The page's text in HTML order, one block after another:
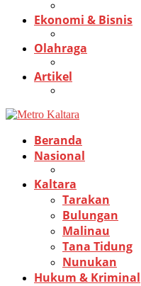
Ekonomi & Bisnis
Olahraga
Artikel
Beranda
Nasional
Kaltara
Tarakan
Bulungan
Malinau
Tana Tidung
Nunukan
Hukum & Kriminal